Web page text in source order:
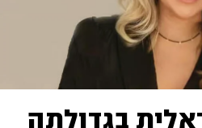
בגדולתה